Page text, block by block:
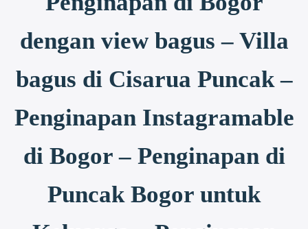
dengan view bagus – Villa
bagus di Cisarua Puncak –
Penginapan Instagramable
di Bogor – Penginapan di
Puncak Bogor untuk